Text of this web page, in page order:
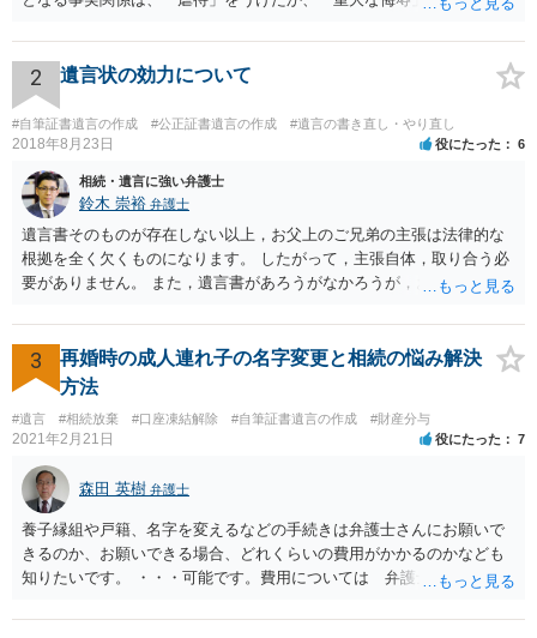
「廃除」は遺言でも可能です（民法８９３条）。 弁護士に具体的な事
情を話して相談して、「廃除」が可能か、実際に法律相談を受けるこ
とをお勧めします。
2 遺言状の効力について
#自筆証書遺言の作成 #公正証書遺言の作成 #遺言の書き直し・やり直し
2018年8月23日 役にたった 6
相続・遺言に強い弁護士
鈴木 崇裕 弁護士
遺言書そのものが存在しない以上，お父上のご兄弟の主張は法律的な
根拠を全く欠くものになります。 したがって，主張自体，取り合う必
要がありません。 また，遺言書があろうがなかろうが，お父上のご兄
ご回答にもありますが， 代理人弁護士をたてて，その弁護士から相手
方に対して， ・相続に関する主張は法的根拠がなく，一切応じないこ
と ・今後一切の連絡をしてこないでほしいこと ・連絡を継続してくる
ようであれば警察への通報や法的措置も辞さないこと などを記載した
書面を発送してもらうことがよろしいように思います。
3
再婚時の成人連れ子の名字変更と相続の悩み解決
方法
#遺言 #相続放棄 #口座凍結解除 #自筆証書遺言の作成 #財産分与
2021年2月21日 役にたった 7
森田 英樹 弁護士
養子縁組や戸籍、名字を変えるなどの手続きは弁護士さんにお願いで
きるのか、お願いできる場合、どれくらいの費用がかかるのかなども
知りたいです。 ・・・可能です。費用については 弁護士と直接面談
ています。 やはり、成人した子のことまでごちゃごちゃ考えず、自分